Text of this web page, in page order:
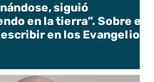
siguió
en la tierra”. Sobre el
en los Evangelios.